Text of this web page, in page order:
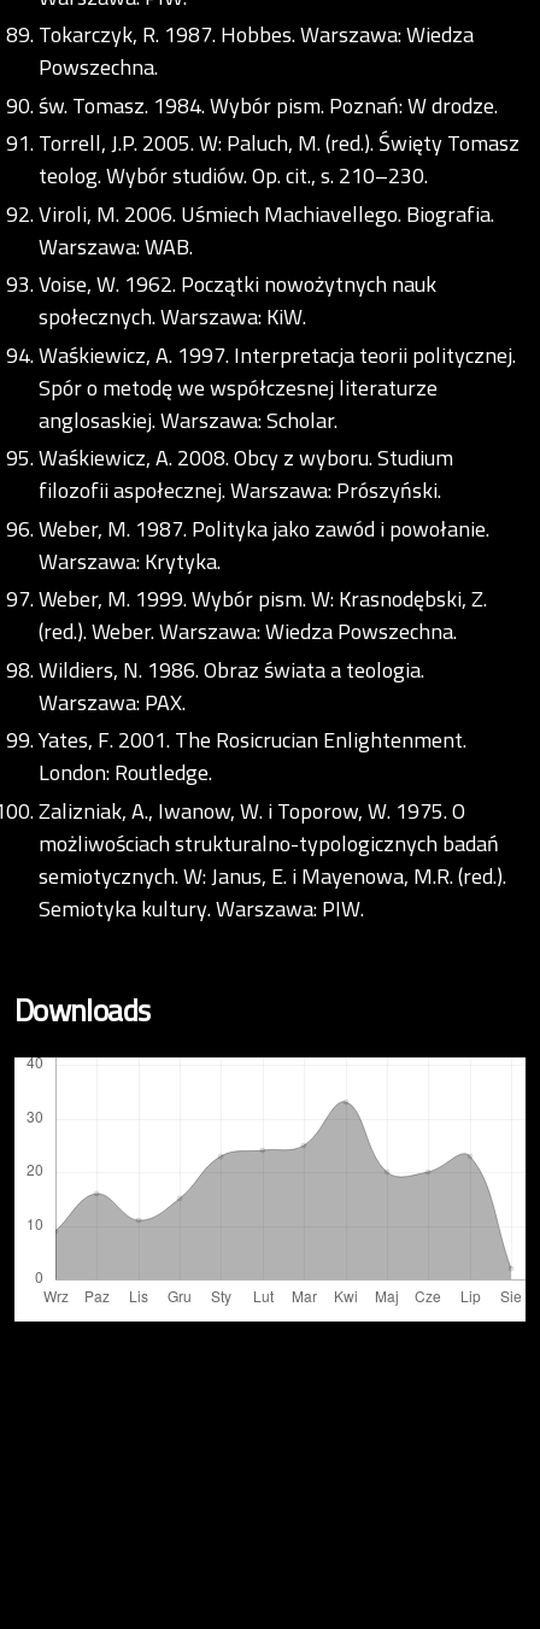
Tokarczyk, R. 1987. Hobbes. Warszawa: Wiedza
Powszechna.
św. Tomasz. 1984. Wybór pism. Poznań: W drodze.
Torrell, J.P. 2005. W: Paluch, M. (red.). Święty Tomasz
teolog. Wybór studiów. Op. cit., s. 210–230.
Viroli, M. 2006. Uśmiech Machiavellego. Biografia.
Warszawa: WAB.
Voise, W. 1962. Początki nowożytnych nauk
społecznych. Warszawa: KiW.
Waśkiewicz, A. 1997. Interpretacja teorii politycznej.
Spór o metodę we współczesnej literaturze
anglosaskiej. Warszawa: Scholar.
Waśkiewicz, A. 2008. Obcy z wyboru. Studium
filozofii aspołecznej. Warszawa: Prószyński.
Weber, M. 1987. Polityka jako zawód i powołanie.
Warszawa: Krytyka.
Weber, M. 1999. Wybór pism. W: Krasnodębski, Z.
(red.). Weber. Warszawa: Wiedza Powszechna.
Wildiers, N. 1986. Obraz świata a teologia.
Warszawa: PAX.
Yates, F. 2001. The Rosicrucian Enlightenment.
London: Routledge.
Zalizniak, A., Iwanow, W. i Toporow, W. 1975. O
możliwościach strukturalno-typologicznych badań
semiotycznych. W: Janus, E. i Mayenowa, M.R. (red.).
Semiotyka kultury. Warszawa: PIW.
Downloads